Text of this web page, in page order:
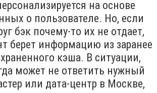
на основе
о пользователе. Но, если
бэк почему-то их не отдает,
берет информацию из заранее
кэша. В ситуации,
может не ответить нужный
или дата-центр в Москве,